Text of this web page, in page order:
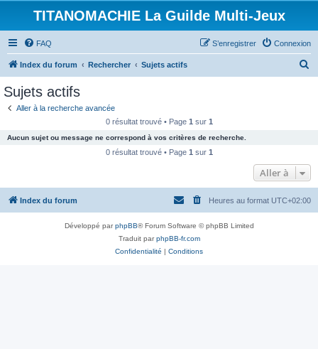
TITANOMACHIE La Guilde Multi-Jeux
FAQ Connexion
S’enregistrer
Index du forum Rechercher Sujets actifs
c
e
Sujets actifs
Aller à la recherche avancée
0 résultat trouvé • Page 1 sur 1
Aucun sujet ou message ne correspond à vos critères de recherche.
0 résultat trouvé • Page 1 sur 1
Aller à
Index du forum Heures au format UTC+02:00
Développé parphpBB® Forum Software © phpBB Limited
Traduit parphpBB-fr.com
Confidentialité | Conditions